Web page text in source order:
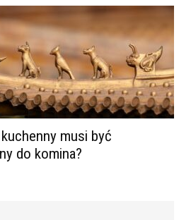
musi być
do komina?